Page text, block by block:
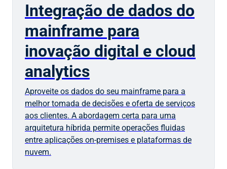
Integração de dados do
mainframe para
inovação digital e cloud
analytics
Aproveite os dados do seu mainframe para a
melhor tomada de decisões e oferta de serviços
aos clientes. A abordagem certa para uma
arquitetura híbrida permite operações fluidas
entre aplicações on-premises e plataformas de
nuvem.